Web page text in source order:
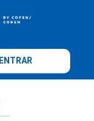
ENTRAR